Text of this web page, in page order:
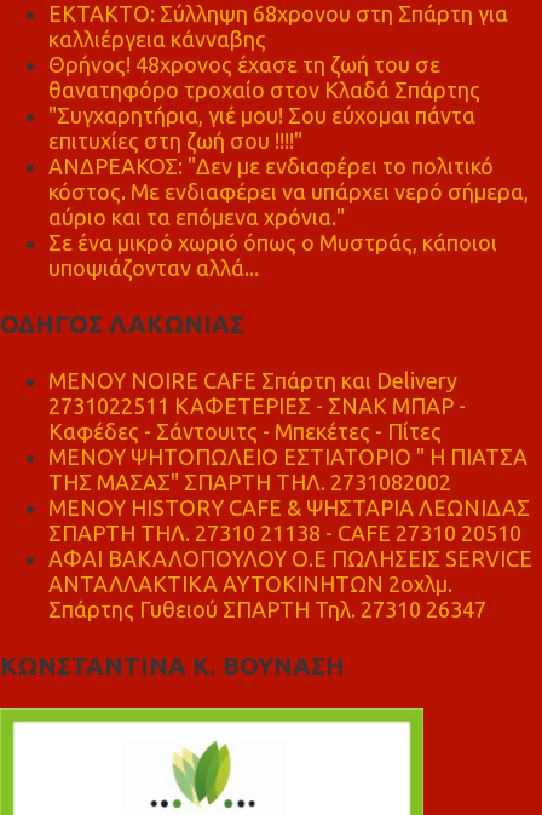
ΕΚΤΑΚΤΟ: Σύλληψη 68χρονου στη Σπάρτη για
καλλιέργεια κάνναβης
Θρήνος! 48χρονος έχασε τη ζωή του σε
θανατηφόρο τροχαίο στον Κλαδά Σπάρτης
"Συγχαρητήρια, γιέ μου! Σου εύχομαι πάντα
επιτυχίες στη ζωή σου !!!!"
ΑΝΔΡΕΑΚΟΣ: "Δεν με ενδιαφέρει το πολιτικό
κόστος. Με ενδιαφέρει να υπάρχει νερό σήμερα,
αύριο και τα επόμενα χρόνια."
Σε ένα μικρό χωριό όπως ο Μυστράς, κάποιοι
υποψιάζονταν αλλά...
ΟΔΗΓΟΣ ΛΑΚΩΝΙΑΣ
MENOY NOIRE CAFE Σπάρτη και Delivery
2731022511 ΚΑΦΕΤΕΡΙΕΣ - ΣΝΑΚ ΜΠΑΡ -
Καφέδες - Σάντουιτς - Μπεκέτες - Πίτες
ΜΕΝΟΥ ΨΗΤΟΠΩΛΕΙΟ ΕΣΤΙΑΤΟΡΙΟ " Η ΠΙΑΤΣΑ
ΤΗΣ ΜΑΣΑΣ" ΣΠΑΡΤΗ ΤΗΛ. 2731082002
ΜΕΝΟΥ HISTORY CAFE & ΨΗΣΤΑΡΙΑ ΛΕΩΝΙΔΑΣ
ΣΠΑΡΤΗ ΤΗΛ. 27310 21138 - CAFE 27310 20510
ΑΦΑΙ ΒΑΚΑΛΟΠΟΥΛΟΥ Ο.Ε ΠΩΛΗΣΕΙΣ SERVICE
ΑΝΤΑΛΛΑΚΤΙΚΑ ΑΥΤΟΚΙΝΗΤΩΝ 2οχλμ.
Σπάρτης Γυθειού ΣΠΑΡΤΗ Τηλ. 27310 26347
ΚΩΝΣΤΑΝΤΙΝΑ Κ. ΒΟΥΝΑΣΗ